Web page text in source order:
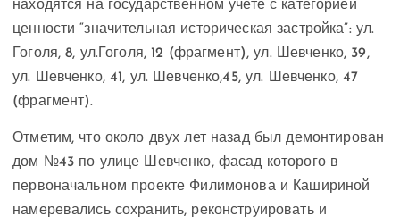
находятся на государственном учете с категорией
ценности “значительная историческая застройка”: ул.
Гоголя, 8, ул.Гоголя, 12 (фрагмент), ул. Шевченко, 39,
ул. Шевченко, 41, ул. Шевченко,45, ул. Шевченко, 47
(фрагмент).
Отметим, что около двух лет назад был демонтирован
дом №43 по улице Шевченко, фасад которого в
первоначальном проекте Филимонова и Кашириной
намеревались сохранить, реконструировать и